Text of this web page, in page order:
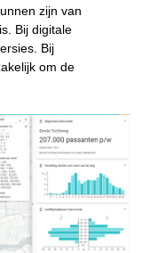
zijn van
Bij digitale
Bij
om de